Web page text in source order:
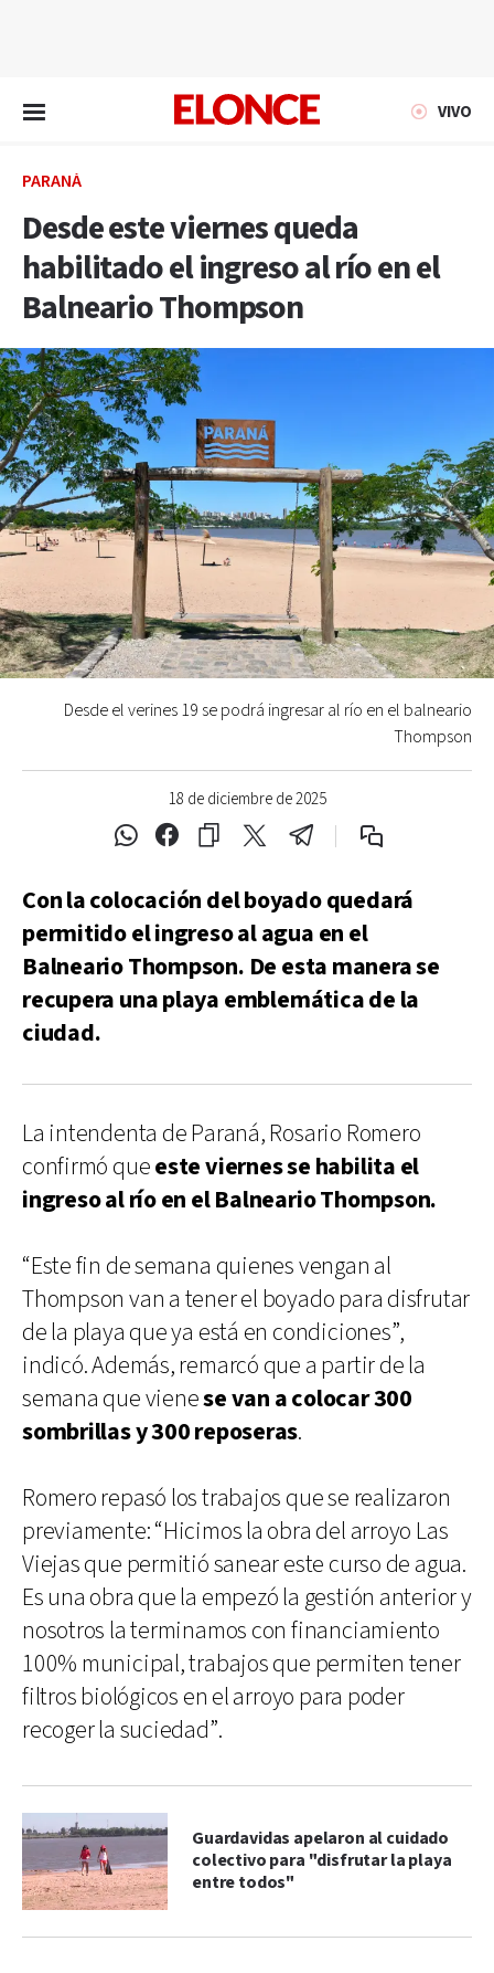
VIVO
PARANÁ
Desde este viernes queda
habilitado el ingreso al río en el
Balneario Thompson
18 de diciembre de 2025
Desde el verines 19 se podrá ingresar al río en el balneario
Thompson
Con la colocación del boyado quedará
permitido el ingreso al agua en el
Balneario Thompson. De esta manera se
recupera una playa emblemática de la
ciudad.
La intendenta de Paraná, Rosario Romero
confirmó queeste viernesse habilita el
ingreso al río en el Balneario Thompson.
“Este fin de semana quienes vengan al
Thompson van a tener el boyado para disfrutar
de la playa que ya está en condiciones”,
indicó. Además, remarcó que a partir de la
semana que vienese van a colocar 300
sombrillas y 300 reposeras.
Romero repasó los trabajos que se realizaron
previamente: “Hicimos la obra del arroyo Las
Viejas que permitió sanear este curso de agua.
Es una obra que la empezó la gestión anterior y
nosotros la terminamos con financiamiento
100% municipal, trabajos que permiten tener
filtros biológicos en el arroyo para poder
recoger la suciedad”.
Guardavidas apelaron al cuidado
colectivo para "disfrutar la playa
entre todos"